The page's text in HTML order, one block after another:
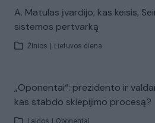
A. Matulas įvardijo, kas keisis,
sistemos pertvarką
Žinios Lietuvos diena
„Oponentai“: prezidento ir
kas stabdo skiepijimo procesą?
Laidos Oponentai